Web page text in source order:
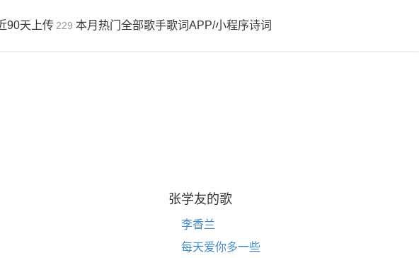
90天上传 229 本月热门 全部歌手歌词APP/小程序诗词
张学友的歌
李香兰
每天爱你多一些